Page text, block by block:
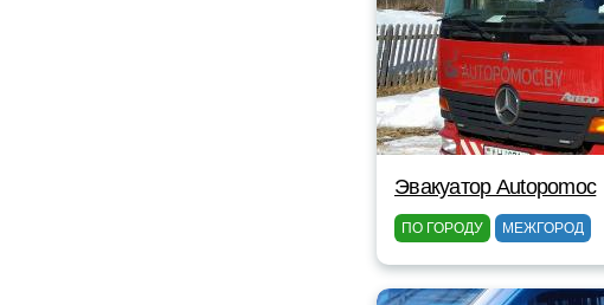
Эвакуатор Autopomoc
ПО ГОРОДУ МЕЖГОРОД